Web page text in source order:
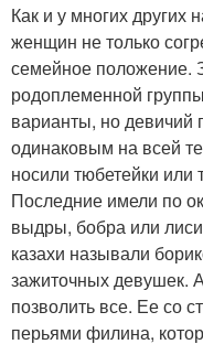
Как и у многих других
женщин не только
семейное положение.
родоплеменной
варианты, но девичий
одинаковым на всей
носили тюбетейки
Последние имели по
выдры, бобра или
казахи называли
зажиточных девушек.
позволить все. Ее со
перьями филина,